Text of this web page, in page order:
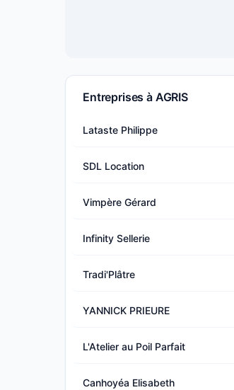
Entreprises à AGRIS
Lataste Philippe
SDL Location
Vimpère Gérard
Infinity Sellerie
Tradi'Plâtre
YANNICK PRIEURE
L'Atelier au Poil Parfait
Canhoyéa Elisabeth